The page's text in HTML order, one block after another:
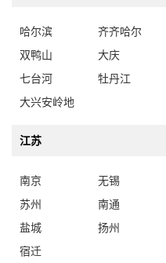
哈尔滨 齐齐哈尔
双鸭山
大庆
七台河
牡丹江
大兴安岭地
江苏
南京 无锡
苏州
南通
盐城
扬州
宿迁